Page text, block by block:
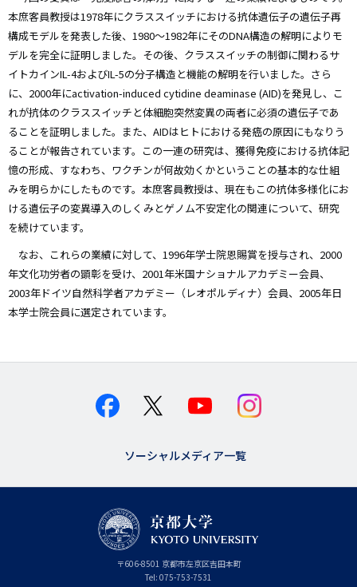
本庶客員教授は1978年にクラススイッチにおける抗体遺伝子の遺伝子再
構成モデルを発表した後、1980～1982年にそのDNA構造の解明によりモ
デルを完全に証明しました。その後、クラススイッチの制御に関わるサ
イトカインIL-4およびIL-5の分子構造と機能の解明を行いました。さら
に、2000年にactivation-induced cytidine deaminase (AID)を発見し、こ
れが抗体のクラススイッチと体細胞突然変異の両者に必須の遺伝子であ
ることを証明しました。また、AIDはヒトにおける発癌の原因にもなりう
ることが報告されています。この一連の研究は、獲得免疫における抗体記
憶の形成、すなわち、ワクチンが何故効くかということの基本的な仕組
みを明らかにしたものです。本庶客員教授は、現在もこの抗体多様化にお
ける遺伝子の変異導入のしくみとゲノム不安定化の関連について、研究
を続けています。
なお、これらの業績に対して、1996年学士院恩賜賞を授与され、2000
年文化功労者の顕彰を受け、2001年米国ナショナルアカデミー会員、
2003年ドイツ自然科学者アカデミー（レオポルディナ）会員、2005年日
本学士院会員に選定されています。
ソーシャルメディア一覧
〒606-8501 京
都
府
京都市左京区吉田本町
Tel: 075-753-7531